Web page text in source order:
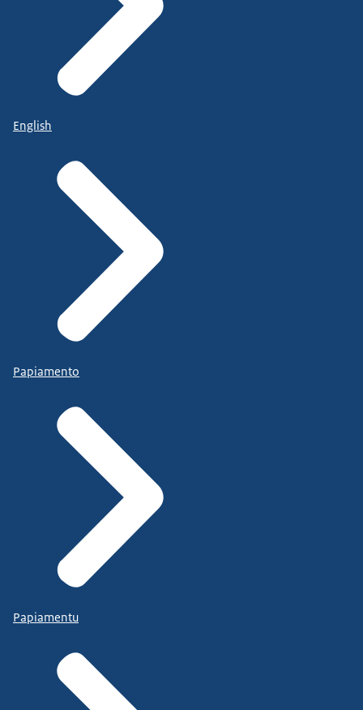
English
Papiamento
Papiamentu